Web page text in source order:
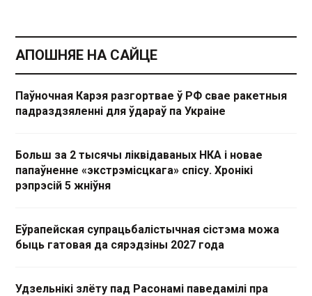
АПОШНЯЕ НА САЙЦЕ
Паўночная Карэя разгортвае ў РФ свае ракетныя
падраздзяленні для ўдараў па Украіне
Больш за 2 тысячы ліквідаваных НКА і новае
папаўненне «экстрэмісцкага» спісу. Хронікі
рэпрэсій 5 жніўня
Еўрапейская супрацьбалістычная сістэма можа
быць гатовая да сярэдзіны 2027 года
Удзельнікі злёту пад Расонамі паведамілі пра